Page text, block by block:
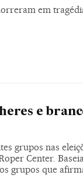
em
e
grupos nas
Center.
grupos que